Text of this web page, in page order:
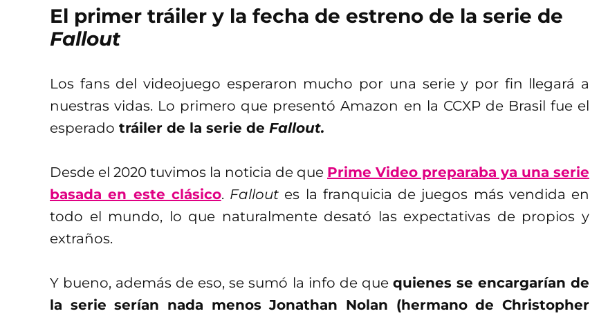
El primer tráiler y la fecha de estreno de la serie de
Fallout
Los fans del videojuego esperaron mucho por una serie y por fin llegará a
nuestras vidas. Lo primero que presentó Amazon en la CCXP de Brasil fue el
esperado tráiler de la serie de Fallout.
Desde el 2020 tuvimos la noticia de que Prime Video preparaba ya una serie
basada en este clásico. Fallout es la franquicia de juegos más vendida en
todo el mundo, lo que naturalmente desató las expectativas de propios y
extraños.
Y bueno, además de eso, se sumó la info de que quienes se encargarían de
la serie serían nada menos Jonathan Nolan (hermano de Christopher